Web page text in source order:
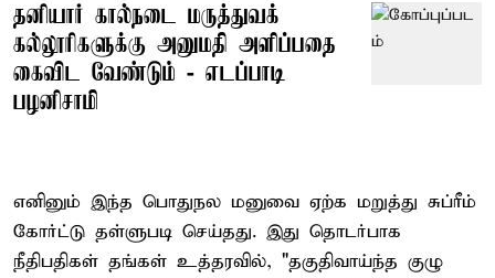
தனியார் கால்நடை மருத்துவக்
கல்லூரிகளுக்கு அனுமதி அளிப்பதை
கைவிட வேண்டும் - எடப்பாடி
பழனிசாமி
எனினும் இந்த பொதுநல மனுவை ஏற்க மறுத்து சுப்ரீம்
கோர்ட்டு தள்ளுபடி செய்தது. இது தொடர்பாக
நீதிபதிகள் தங்கள் உத்தரவில், "தகுதிவாய்ந்த குழு